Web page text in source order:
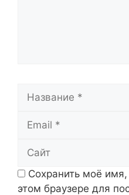
Сохранить моё
этом браузере для